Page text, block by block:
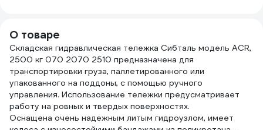
О товаре
Складская гидравлическая тележка Сибталь модель ACR,
2500 кг 070 2070 2510 предназначена для
транспортировки груза, паллетированного или
упакованного на поддоны, с помощью ручного
управления. Использование тележки предусматривает
работу на ровных и твердых поверхностях.
Оснащена очень надежным литым гидроузлом, имеет